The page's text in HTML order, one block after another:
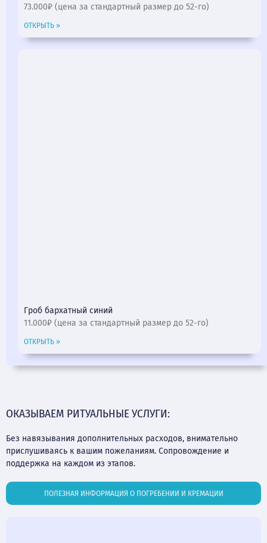
73.000₽ (цена за стандартный размер до 52-го)
ОТКРЫТЬ »
Гроб бархатный синий
11.000₽ (цена за стандартный размер до 52-го)
ОТКРЫТЬ »
ОКАЗЫВАЕМ РИТУАЛЬНЫЕ УСЛУГИ:
Без навязывания дополнительных расходов, внимательно
прислушиваясь к вашим пожеланиям. Сопровождение и
поддержка на каждом из этапов.
ПОЛЕЗНАЯ ИНФОРМАЦИЯ О ПОГРЕБЕНИИ И КРЕМАЦИИ